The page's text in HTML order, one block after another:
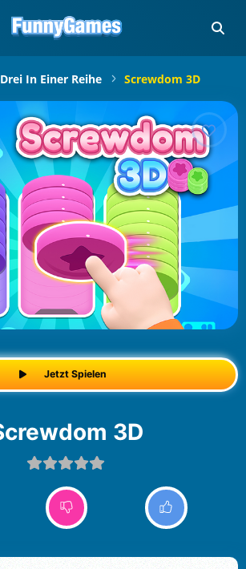
Drei In Einer Reihe Screwdom 3D
Jetzt Spielen
Screwdom 3D